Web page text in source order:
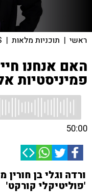
ראשי | תוכניות מלאות |
האם אנחנו
פמיניסטיות
50:00
ורדה וגלי בן
'פוליטיקלי קורקט'